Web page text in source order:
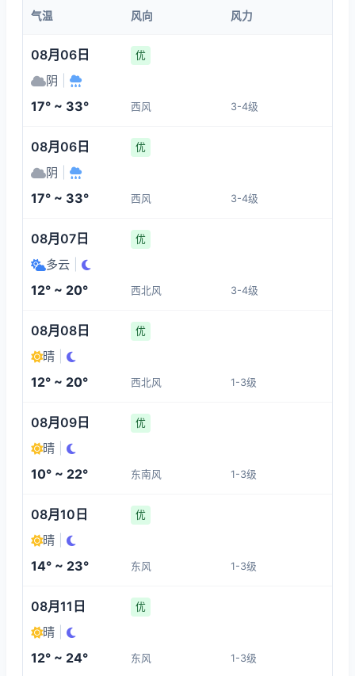
18:00
18°
3-4
19:00 21:00
04:00
20°
1-3
22:00 00:00
13°
1-3 1-3
08:00
20°
09:00
3-4
气温
风向 风力
08月06日 优
阴
17° ~ 33° 西风 3-4级
08月06日 优
阴
17° ~ 33° 西风 3-4级
08月07日 优
多云
12° ~ 20° 西北风 3-4级
08月08日 优
晴
12° ~ 20° 西北风 1-3级
08月09日 优
晴
10° ~ 22° 东南风 1-3级
08月10日 优
晴
14° ~ 23° 东风 1-3级
08月11日 优
晴
12° ~ 24° 东风 1-3级